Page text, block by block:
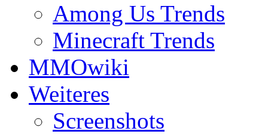
Among Us Trends
Minecraft Trends
MMOwiki
Weiteres
Screenshots